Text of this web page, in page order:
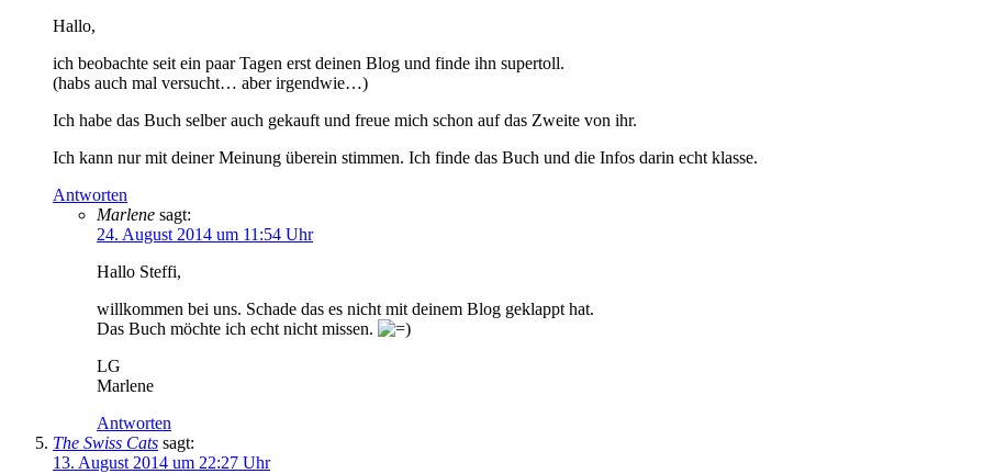
Hallo,
ich beobachte seit ein paar Tagen erst deinen Blog und finde ihn supertoll.
(habs auch mal versucht… aber irgendwie…)
Ich habe das Buch selber auch gekauft und freue mich schon auf das Zweite von ihr.
Ich kann nur mit deiner Meinung überein stimmen. Ich finde das Buch und die Infos darin echt klasse.
Antworten
Marlene sagt:
24. August 2014 um 11:54 Uhr
Hallo Steffi,
willkommen bei uns. Schade das es nicht mit deinem Blog geklappt hat.
Das Buch möchte ich echt nicht missen.
LG
Marlene
Antworten
The Swiss Cats sagt:
13. August 2014 um 22:27 Uhr